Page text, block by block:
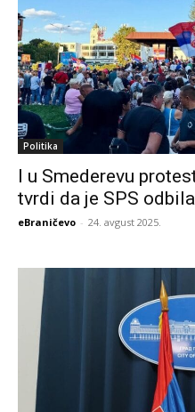
Politika
I u Smederevu
tvrdi da je SPS
eBraničevo - 24. avgust 2025.